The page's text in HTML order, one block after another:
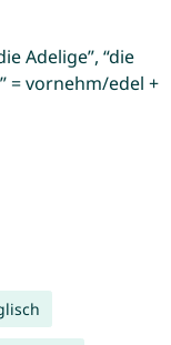
Adelige”, “die
= vornehm/edel +